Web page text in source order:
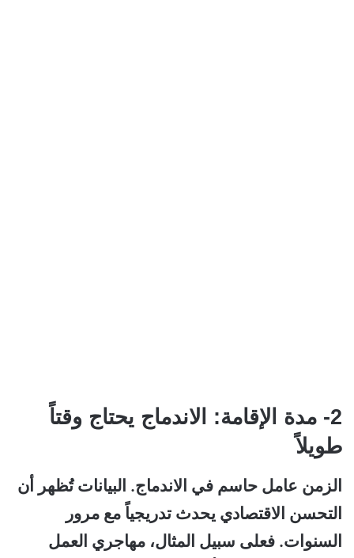
2- مدة الإقامة: الاندماج يحتاج وقتاً
طويلاً
الزمن عامل حاسم في الاندماج. البيانات تُظهر أن
التحسن الاقتصادي يحدث تدريجياً مع مرور
السنوات. فعلى سبيل المثال، مهاجري العمل